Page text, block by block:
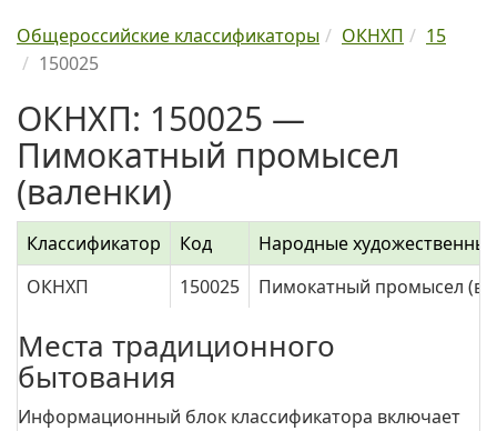
Общероссийские классификаторы ОКНХП
15
150025
ОКНХП: 150025 —
Пимокатный промысел
(валенки)
Классификатор Код
Народные
ОКНХП
150025 Пимокатный промысел
Места традиционного
бытования
Информационный блок классификатора включает